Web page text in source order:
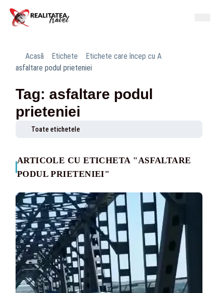
Acasă Etichete
Etichete care încep cu A
asfaltare podul prieteniei
Tag: asfaltare podul
prieteniei
Toate etichetele
ARTICOLE CU ETICHETA "ASFALTARE
PODUL PRIETENIEI"